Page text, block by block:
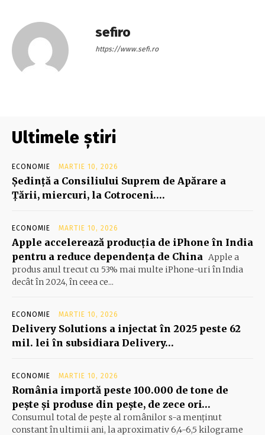
sefiro
https://www.sefi.ro
Ultimele știri
ECONOMIE MARTIE 10, 2026
Şedinţă a Consiliului Suprem de Apărare a
Ţării, miercuri, la Cotroceni….
ECONOMIE MARTIE 10, 2026
Apple accelerează producția de iPhone în India
pentru a reduce dependența de China Apple a
produs anul trecut cu 53% mai multe iPhone-uri în India
decât în 2024, în ceea ce...
ECONOMIE MARTIE 10, 2026
Delivery Solutions a injectat în 2025 peste 62
mil. lei în subsidiara Delivery…
ECONOMIE MARTIE 10, 2026
România importă peste 100.000 de tone de
peşte şi produse din peşte, de zece ori…
Consumul total de peşte al ro­mâ­nilor s-a menţinut
constant în ul­timii ani, la aproximativ 6,4-6,5 ki­lograme